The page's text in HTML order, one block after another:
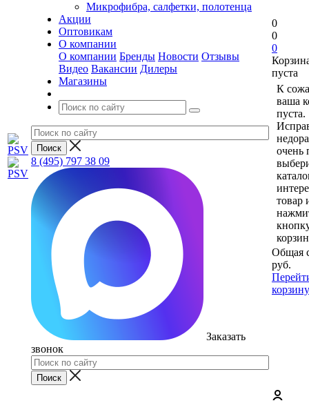
Микрофибра, салфетки, полотенца
Акции
Оптовикам
О компании
О компании Бренды Новости Отзывы
Видео Вакансии Дилеры
Магазины
8 (495) 797 38 09
Заказать
звонок
0
0
0
пуста
К
ваша
пуста.
очень
товар
Общая
руб.
корзину